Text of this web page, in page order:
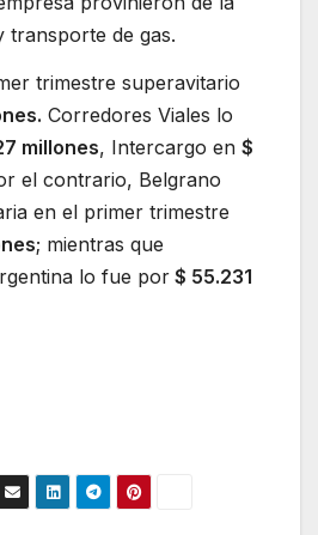
transporte de gas.
trimestre superavitario
Corredores Viales lo
millones, Intercargo en $
el contrario, Belgrano
en el primer trimestre
; mientras que
lo fue por $ 55.231